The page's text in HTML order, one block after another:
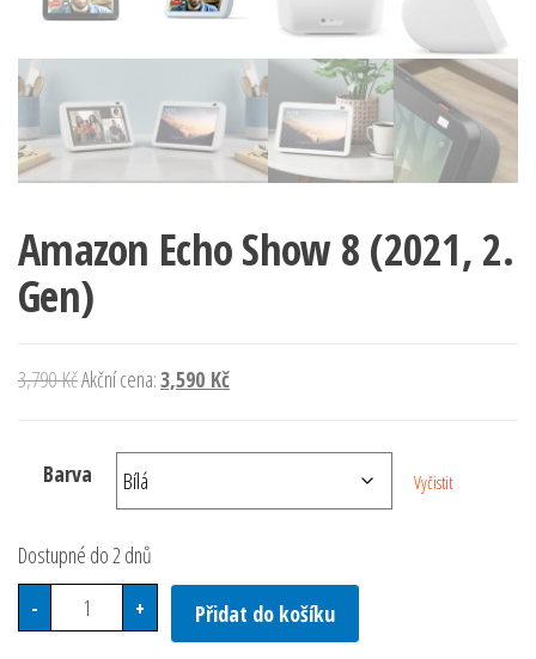
Amazon Echo Show 8 (2021, 2.
Gen)
3,790KčPůvodní cena byla: 3,790 Kč.
Akční cena:3,590 KčAktuální cena je: 3,590 Kč.
Barva Vyčistit
Dostupné do 2 dnů
-
Amazon Echo Show 8 (2021, 2. Gen) množství
+ Přidat do košíku